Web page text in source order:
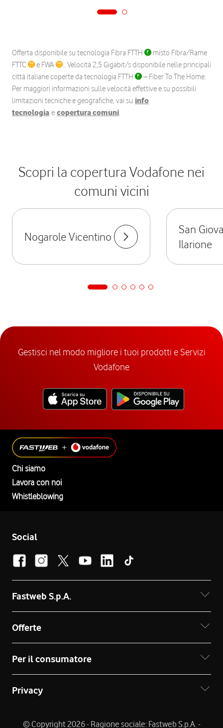
Offerta disponibile su tecnologia Fibra FTTH
misto Fibra/Rame
FTTC
e FWA
. Velocità 2,5 Gigabit/s disponibile nelle principali
città italiane coperte da tecnologia FTTH
– Fiber To The Home.
Per maggiori informazioni sulle velocità effettive e su possibili
limitazioni tecniche e geografiche, vai su info
tecnologia e copertura comuni.
Scopri la copertura Vodafone nei
comuni vicini
Nogarole Vicentino
San
Ilarione
Gestisci nel modo migliore i tuoi prodotti e Servizi
Vodafone
Chi siamo
Lavora con noi
Whistleblowing
Social
Fastweb S.p.A.
Offerte
Per il consumatore
Privacy
© Copyright 2026 - Ragione sociale: Fastweb S.p.A. -